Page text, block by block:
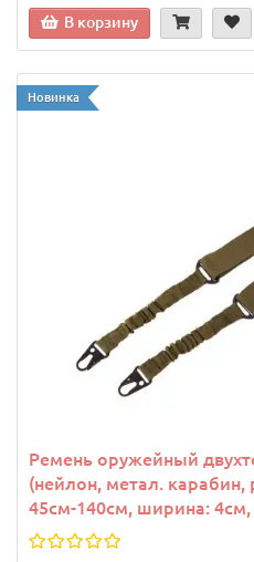
В корзину
Новинка
Ремень оружейный
(нейлон, метал.
45см-140см, ширина: 4см,